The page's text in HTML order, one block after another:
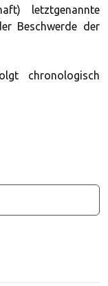
letztgenannte
Beschwerde der
chronologisch